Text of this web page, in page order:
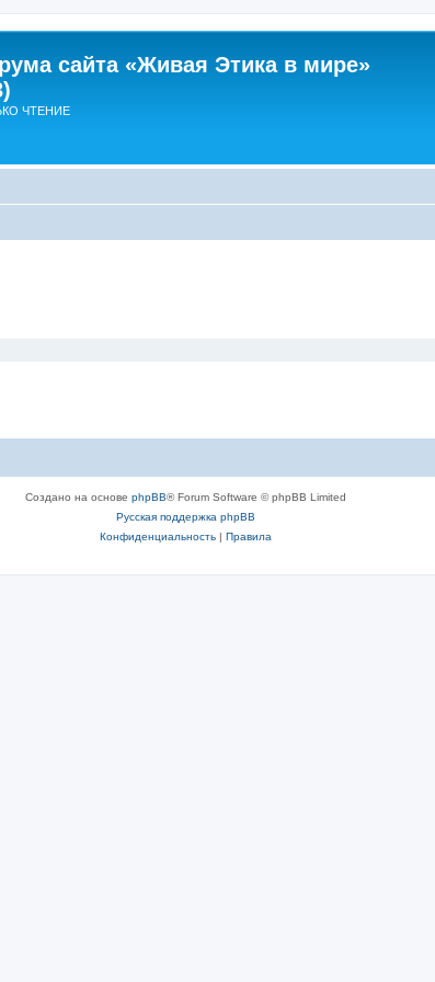
сайта «Живая Этика в мире»
ЧТЕНИЕ
Создано на основе phpBB® Forum Software © phpBB Limited
Русская поддержка phpBB
Конфиденциальность| Правила